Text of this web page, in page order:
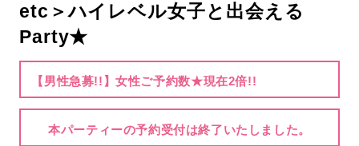
etc＞ハイレベル女子と出会える
Party★
【男性急募!!】女性ご予約数★現在2倍!!
本パーティーの予約受付は終了いたしました。